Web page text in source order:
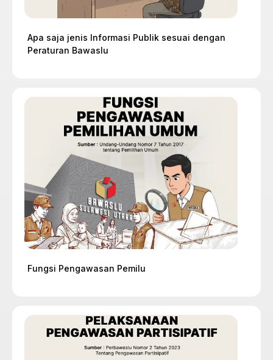
Apa saja jenis Informasi Publik sesuai dengan
Peraturan Bawaslu
Fungsi Pengawasan Pemilu